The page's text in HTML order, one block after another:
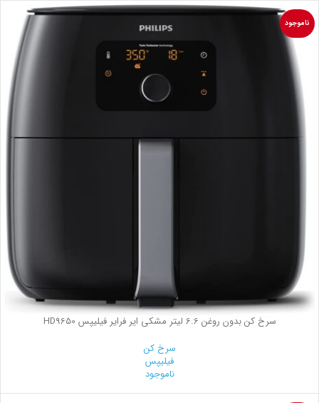
ناموجود
سرخ کن بدون روغن 6.6 لیتر مشکی ایر فرایر فیلیپس HD9650
سرخ کن
فیلیپس
ناموجود